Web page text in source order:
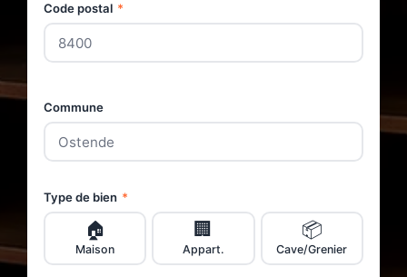
Code postal *
Commune
Type de bien *
🏠
Maison
🏢
Appart.
📦
Cave/Grenier